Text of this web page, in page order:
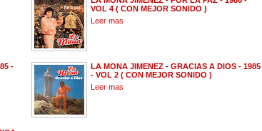
VOL 4 ( CON MEJOR SONIDO )
Leer mas
-
LA MONA JIMENEZ - GRACIAS A DIOS - 1985
- VOL 2 ( CON MEJOR SONIDO )
Leer mas